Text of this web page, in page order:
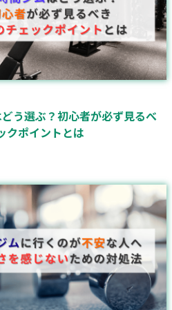
う選ぶ？初心者が必ず見るべ
クポイントとは